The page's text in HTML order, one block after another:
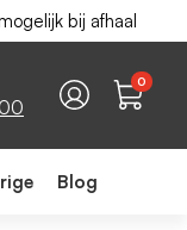
bij afhaal
0
Blog